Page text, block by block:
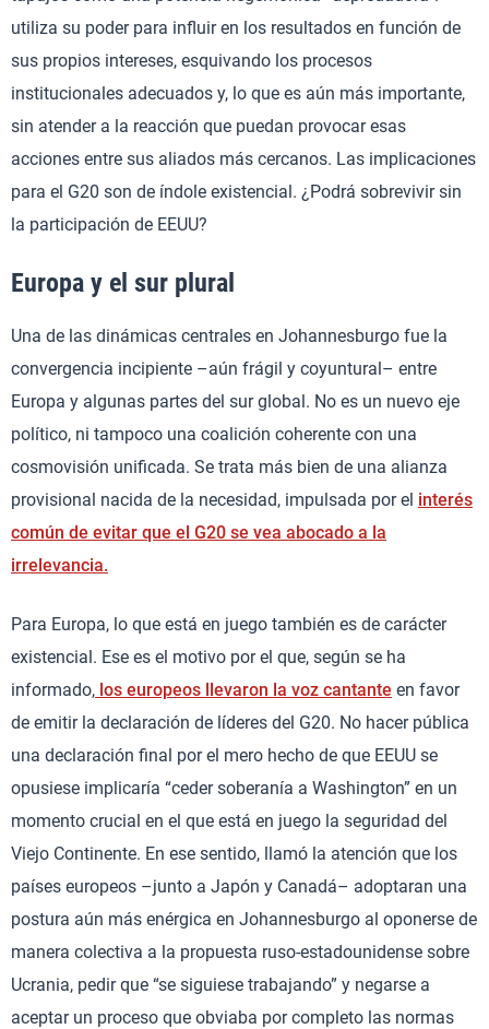
utiliza su poder para influir en los resultados en función de
sus propios intereses, esquivando los procesos
institucionales adecuados y, lo que es aún más importante,
sin atender a la reacción que puedan provocar esas
acciones entre sus aliados más cercanos. Las implicaciones
para el G20 son de índole existencial. ¿Podrá sobrevivir sin
la participación de EEUU?
Europa y el sur plural
Una de las dinámicas centrales en Johannesburgo fue la
convergencia incipiente –aún frágil y coyuntural– entre
Europa y algunas partes del sur global. No es un nuevo eje
político, ni tampoco una coalición coherente con una
cosmovisión unificada. Se trata más bien de una alianza
provisional nacida de la necesidad, impulsada por el interés
común de evitar que el G20 se vea abocado a la
irrelevancia.
Para Europa, lo que está en juego también es de carácter
existencial. Ese es el motivo por el que, según se ha
informado, los europeos llevaron la voz cantante en favor
de emitir la declaración de líderes del G20. No hacer pública
una declaración final por el mero hecho de que EEUU se
opusiese implicaría “ceder soberanía a Washington” en un
momento crucial en el que está en juego la seguridad del
Viejo Continente. En ese sentido, llamó la atención que los
países europeos –junto a Japón y Canadá– adoptaran una
postura aún más enérgica en Johannesburgo al oponerse de
manera colectiva a la propuesta ruso-estadounidense sobre
Ucrania, pedir que “se siguiese trabajando” y negarse a
aceptar un proceso que obviaba por completo las normas